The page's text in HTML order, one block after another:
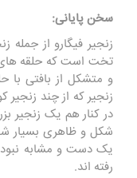
سخن پایانی:
زنجیر فیگارو از
تخت است که حلقه های
و متشکل از بافتی با
زنجیر که از چند
در کنار هم یک زنجیر
شکل و ظاهری بسیار
یک دست و مشابه
رفته اند.